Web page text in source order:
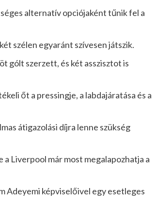
alternatív opciójaként tűnik fel a
szélen egyaránt szívesen játszik.
gólt szerzett, és két asszisztot is
őt a pressingje, a labdajáratása és a
átigazolási díjra lenne szükség
a Liverpool már most megalapozhatja a
Adeyemi képviselőivel egy esetleges